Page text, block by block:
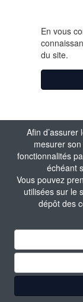
Afin
mesurer
fonctionnalités
échéant
Vous pouvez
utilisées sur le
dépôt des
En vous
du site.